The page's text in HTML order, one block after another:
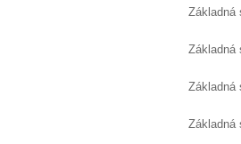
Základná
Základná
Základná
Základná